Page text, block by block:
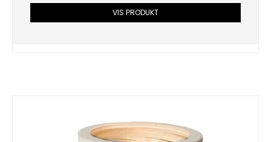
VIS PRODUKT